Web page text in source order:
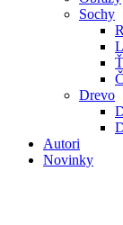
Sochy
Drevo
Autori
Novinky